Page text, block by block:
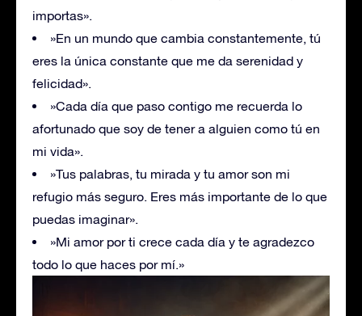
importas».
»En un mundo que cambia constantemente, tú
eres la única constante que me da serenidad y
felicidad».
»Cada día que paso contigo me recuerda lo
afortunado que soy de tener a alguien como tú en
mi vida».
»Tus palabras, tu mirada y tu amor son mi
refugio más seguro. Eres más importante de lo que
puedas imaginar».
»Mi amor por ti crece cada día y te agradezco
todo lo que haces por mí.»